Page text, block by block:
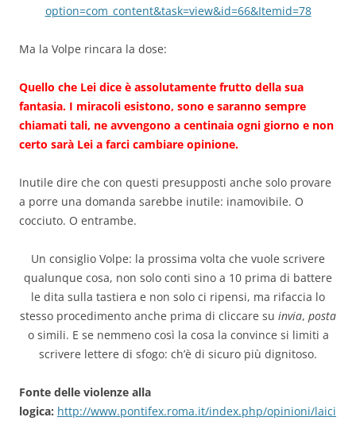
option=com_content&task=view&id=66&Itemid=78
Ma la Volpe rincara la dose:
Quello che Lei dice è assolutamente frutto della sua
fantasia. I miracoli esistono, sono e saranno sempre
chiamati tali, ne avvengono a centinaia ogni giorno e non
certo sarà Lei a farci cambiare opinione.
Inutile dire che con questi presupposti anche solo provare
a porre una domanda sarebbe inutile: inamovibile. O
cocciuto. O entrambe.
Un consiglio Volpe: la prossima volta che vuole scrivere
qualunque cosa, non solo conti sino a 10 prima di battere
le dita sulla tastiera e non solo ci ripensi, ma rifaccia lo
stesso procedimento anche prima di cliccare su invia, posta
o simili. E se nemmeno così la cosa la convince si limiti a
scrivere lettere di sfogo: ch’è di sicuro più dignitoso.
Fonte delle violenze alla
logica: http://www.pontifex.roma.it/index.php/opinioni/laici